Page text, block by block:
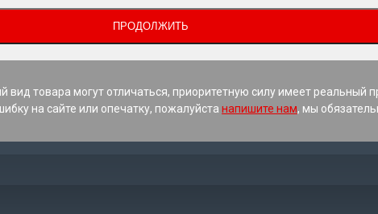
ПРОДОЛЖИТЬ
вид товара могут отличаться, приоритетную силу имеет реальный
на сайте или опечатку, пожалуйста напишите нам, мы